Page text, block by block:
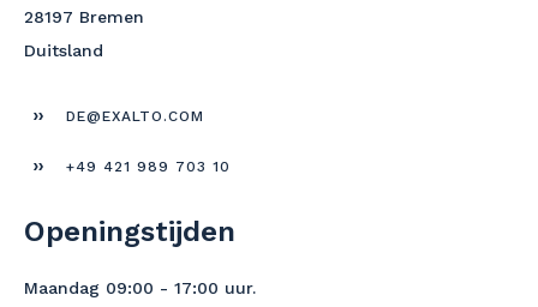
28197 Bremen
Duitsland
DE@EXALTO.COM
+49 421 989 703 10
Openingstijden
Maandag 09:00 - 17:00 uur.